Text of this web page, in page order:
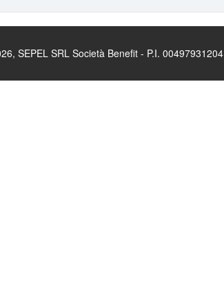
SEPEL SRL Società Benefit - P.I. 00497931204